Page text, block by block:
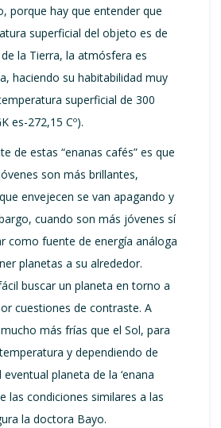
porque hay que entender que
superficial del objeto es de
la Tierra, la atmósfera es
haciendo su habitabilidad muy
superficial de 300
es-272,15 Cº).
de estas “enanas cafés” es que
son más brillantes,
envejecen se van apagando y
cuando son más jóvenes sí
como fuente de energía análoga
planetas a su alrededor.
buscar un planeta en torno a
cuestiones de contraste. A
más frías que el Sol, para
y dependiendo de
planeta de la ‘enana
las condiciones similares a las
la doctora Bayo.